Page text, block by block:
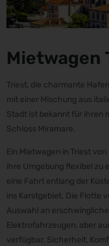
Mietwagen
Triest, die charmante
mit einer Mischung aus
Stadt ist bekannt für ihren
Schloss Miramare.
Ein Mietwagen in Triest
ihre Umgebung flexibel zu
eine Fahrt entlang der
ins Karstgebiet. Die Flotte
Auswahl an
Elektrofahrzeugen, aber
verfügbar. Sicherheit,